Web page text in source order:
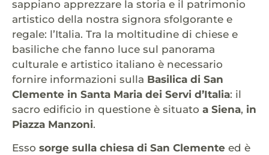
sappiano apprezzare la storia e il patrimonio
artistico della nostra signora sfolgorante e
regale: l’Italia. Tra la moltitudine di chiese e
basiliche che fanno luce sul panorama
culturale e artistico italiano è necessario
fornire informazioni sulla Basilica di San
Clemente in Santa Maria dei Servi d’Italia: il
sacro edificio in questione è situato a Siena, in
Piazza Manzoni.
Esso sorge sulla chiesa di San Clemente ed è